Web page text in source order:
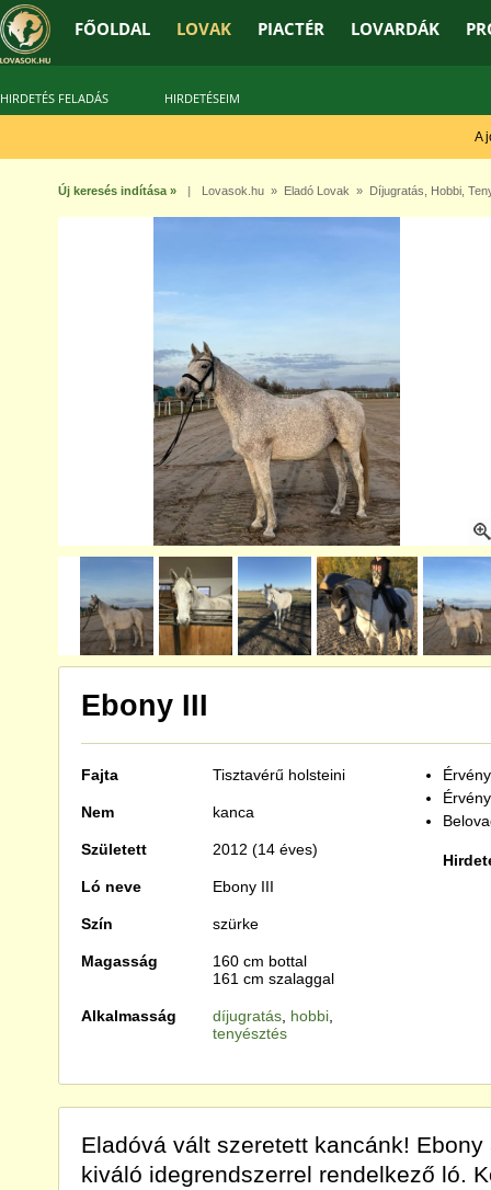
FŐOLDAL LOVAK PIACTÉR LOVARDÁK
HIRDETÉS FELADÁS HIRDETÉSEIM
A
Új keresés indítása » | Lovasok.hu» Eladó Lovak » Díjugratás Hobbi,
Ebony III
Fajta Tisztavérű holsteini
Nem kanca
Született 2012 (14 éves)
Ló neve Ebony III
Szín szürke
Magasság
160 cm bottal
161 cm szalaggal
Alkalmasság díjugratás, hobbi,
tenyésztés
Eladóvá vált szeretett kancánk!
kiváló idegrendszerrel rendelkező ló.